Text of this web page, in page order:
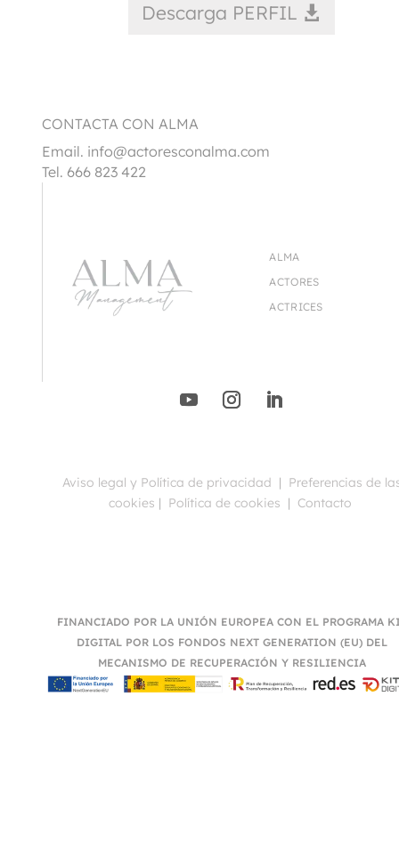
Descarga PERFIL
CONTACTA CON ALMA
Email. info@actoresconalma.com
Tel. 666 823 422
ALMA
ACTORES
ACTRICES
Aviso legal y Política de privacidad | Preferencias de
cookies | Política de cookies | Contacto
FINANCIADO POR LA UNIÓN EUROPEA CON EL PROGRAMA
DIGITAL POR LOS FONDOS NEXT GENERATION (EU) DEL
MECANISMO DE RECUPERACIÓN Y RESILIENCIA